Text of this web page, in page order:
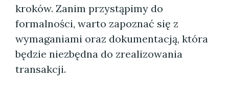
kroków. Zanim przystąpimy do
formalności, warto zapoznać się z
wymaganiami oraz dokumentacją, która
będzie niezbędna do zrealizowania
transakcji.